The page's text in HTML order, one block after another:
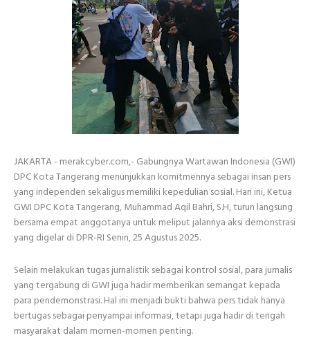
JAKARTA - merakcyber.com,- Gabungnya Wartawan Indonesia (GWI)
DPC Kota Tangerang menunjukkan komitmennya sebagai insan pers
yang independen sekaligus memiliki kepedulian sosial. Hari ini, Ketua
GWI DPC Kota Tangerang, Muhammad Aqil Bahri, S.H, turun langsung
bersama empat anggotanya untuk meliput jalannya aksi demonstrasi
yang digelar di DPR-RI Senin, 25 Agustus 2025.
Selain melakukan tugas jurnalistik sebagai kontrol sosial, para jurnalis
yang tergabung di GWI juga hadir memberikan semangat kepada
para pendemonstrasi. Hal ini menjadi bukti bahwa pers tidak hanya
bertugas sebagai penyampai informasi, tetapi juga hadir di tengah
masyarakat dalam momen-momen penting.